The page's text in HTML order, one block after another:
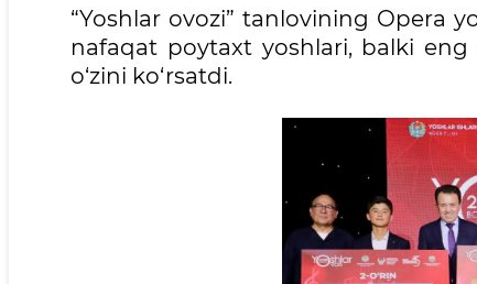
“Yoshlar ovozi” tanlovining Opera
nafaqat poytaxt yoshlari, balki
o‘zini ko‘rsatdi.